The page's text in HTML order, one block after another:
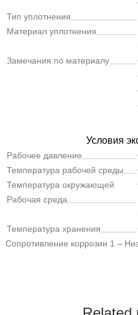
Тип уплотнения
Материал уплотнения
Замечания по материалу
Условия
Рабочее давление
Температура рабочей среды
Температура окружающей
среды
Рабочая среда
Температура хранения
Сопротивление коррозии 1 –